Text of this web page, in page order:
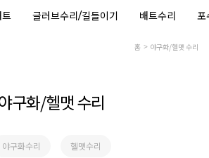
트 글러브수리/길들이기 배트수리 포
홈 야구화/헬맷 수리
구화/헬맷 수리
야구화수리 헬맷수리